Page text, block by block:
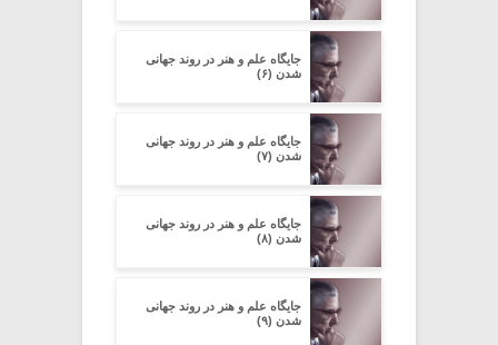
جایگاه علم و هنر در روند جهانی
شدن (۶)
جایگاه علم و هنر در روند جهانی
شدن (۷)
جایگاه علم و هنر در روند جهانی
شدن (۸)
جایگاه علم و هنر در روند جهانی
شدن (۹)